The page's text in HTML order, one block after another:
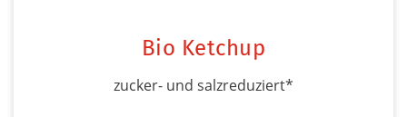
Bio Ketchup
zucker- und salzreduziert*